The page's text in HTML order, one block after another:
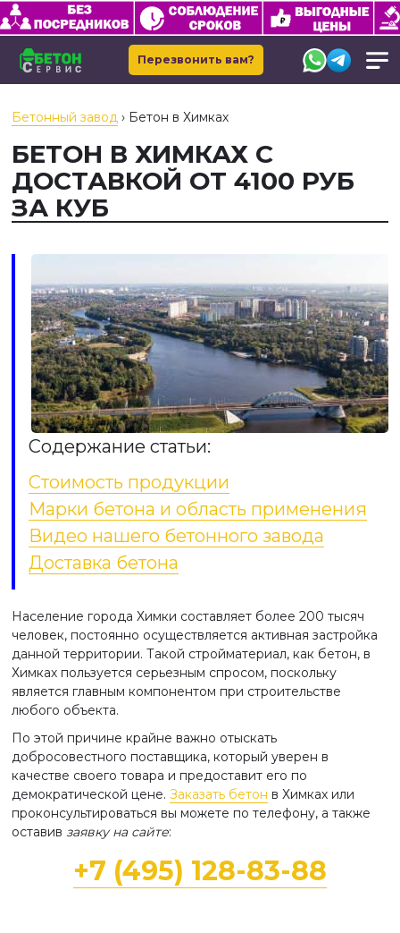
Перезвонить вам?
Бетонный завод › Бетон в Химках
БЕТОН В ХИМКАХ С
ДОСТАВКОЙ ОТ 4100 РУБ
ЗА КУБ
Содержание статьи:
Стоимость продукции
Марки бетона и область применения
Видео нашего бетонного завода
Доставка бетона
Население города Химки составляет более 200 тысяч
человек, постоянно осуществляется активная застройка
данной территории. Такой стройматериал, как бетон, в
Химках пользуется серьезным спросом, поскольку
является главным компонентом при строительстве
любого объекта.
По этой причине крайне важно отыскать
добросовестного поставщика, который уверен в
качестве своего товара и предоставит его по
демократической цене. Заказать бетон в Химках или
проконсультироваться вы можете по телефону, а также
оставив заявку на сайте:
+7 (495) 128-83-88